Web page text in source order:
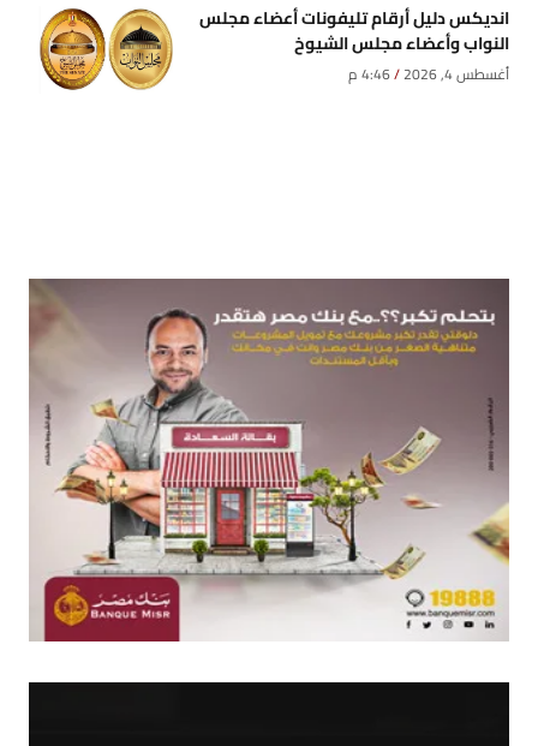
انديكس دليل أرقام تليفونات أعضاء مجلس
النواب وأعضاء مجلس الشيوخ
أغسطس 4, 2026